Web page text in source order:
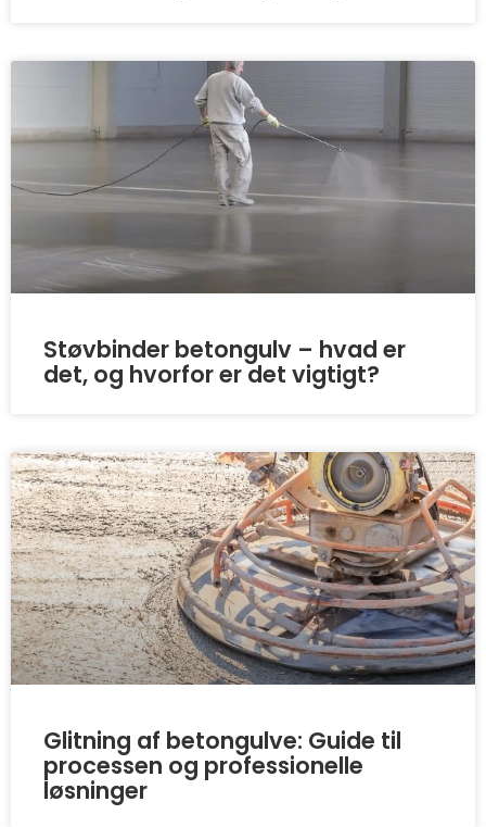
Støvbinder betongulv – hvad er
det, og hvorfor er det vigtigt?
Glitning af betongulve: Guide til
processen og professionelle
løsninger